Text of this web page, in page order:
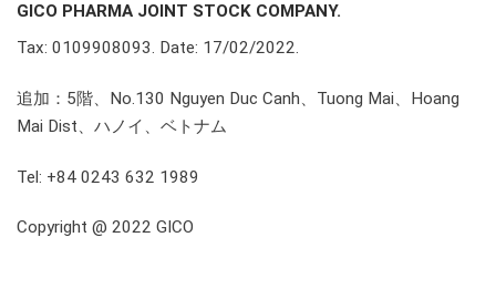
GICO PHARMA JOINT STOCK COMPANY.
Tax: 0109908093. Date: 17/02/2022.
追加：5階、No.130 Nguyen Duc Canh、Tuong Mai、Hoang
Mai Dist、ハノイ、ベトナム
Tel: +84 0243 632 1989
Copyright @ 2022 GICO